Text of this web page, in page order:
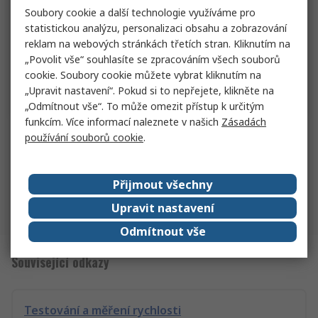
Množství
Přidat
1 2
Zpět nahoru
Související odkazy
Testování a měření rychlosti
Soubory cookie a další technologie využíváme pro
statistickou analýzu, personalizaci obsahu a zobrazování
reklam na webových stránkách třetích stran. Kliknutím na
„Povolit vše“ souhlasíte se zpracováním všech souborů
cookie. Soubory cookie můžete vybrat kliknutím na
„Upravit nastavení“. Pokud si to nepřejete, klikněte na
„Odmítnout vše“. To může omezit přístup k určitým
funkcím. Více informací naleznete v našich Zásadách
používání souborů cookie.
Přijmout všechny
Upravit nastavení
Odmítnout vše